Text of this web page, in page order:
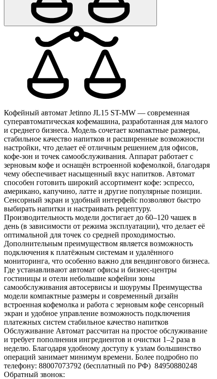
Кофейный автомат Jetinno JL15 ST-MW — современная
суперавтоматическая кофемашина, разработанная для малого
и среднего бизнеса. Модель сочетает компактные размеры,
стабильное качество напитков и расширенные возможности
настройки, что делает её отличным решением для офисов,
кофе-зон и точек самообслуживания. Аппарат работает с
зерновым кофе и оснащён встроенной кофемолкой, благодаря
чему обеспечивает насыщенный вкус напитков. Автомат
способен готовить широкий ассортимент кофе: эспрессо,
американо, капучино, латте и другие популярные позиции.
Сенсорный экран и удобный интерфейс позволяют быстро
выбирать напитки и настраивать рецептуру.
Производительность модели достигает до 60–120 чашек в
день (в зависимости от режима эксплуатации), что делает её
оптимальной для точек со средней проходимостью.
Дополнительным преимуществом является возможность
подключения к платёжным системам и удалённого
мониторинга, что особенно важно для вендингового бизнеса.
Где устанавливают автомат офисы и бизнес-центры
гостиницы и отели небольшие кофейни зоны
самообслуживания автосервисы и шоурумы Преимущества
модели компактные размеры и современный дизайн
встроенная кофемолка и работа с зерновым кофе сенсорный
экран и удобное управление возможность подключения
платежных систем стабильное качество напитков
Обслуживание Автомат рассчитан на простое обслуживание
и требует пополнения ингредиентов и очистки 1–2 раза в
неделю. Благодаря удобному доступу к узлам большинство
операций занимает минимум времени. Более подробно по
телефону: 88007073792 (бесплатный по РФ) 84950880248
Обратный звонок: